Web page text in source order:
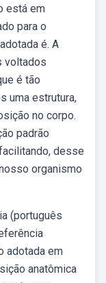
está em
para o
é. A
voltados
é tão
uma estrutura,
no corpo.
padrão
desse
organismo
(português
adotada em
anatômica